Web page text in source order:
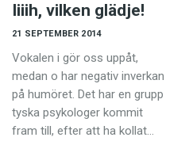
Iiiih, vilken glädje!
21 SEPTEMBER 2014
Vokalen i gör oss uppåt,
medan o har negativ inverkan
på humöret. Det har en grupp
tyska psykologer kommit
fram till, efter att ha kollat…